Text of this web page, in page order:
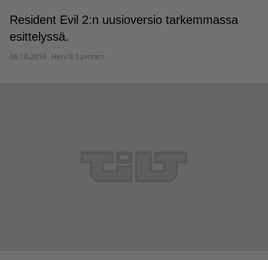
Resident Evil 2:n uusioversio tarkemmassa
esittelyssä.
06.10.2018 Henrik Savonen